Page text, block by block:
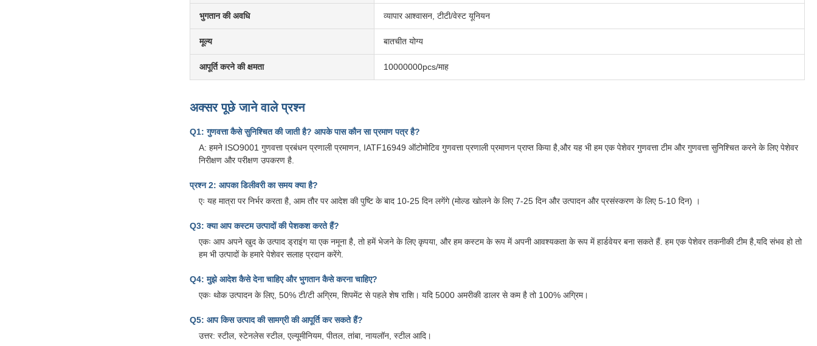
भुगतान की अवधि व्यापार आश्वासन, टीटी/वेस्ट यूनियन
मूल्य बातचीत योग्य
आपूर्ति करने की क्षमता 10000000pcs/माह
अक्सर पूछे जाने वाले प्रश्न
Q1: गुणवत्ता कैसे सुनिश्चित की जाती है? आपके पास कौन सा प्रमाण पत्र है?
A: हमने ISO9001 गुणवत्ता प्रबंधन प्रणाली प्रमाणन, IATF16949 ऑटोमोटिव गुणवत्ता प्रणाली प्रमाणन प्राप्त किया है,और यह भी हम एक पेशेवर गुणवत्ता टीम और गुणवत्ता सुनिश्चित करने के लिए पेशेवर
निरीक्षण और परीक्षण उपकरण है.
प्रश्न 2: आपका डिलीवरी का समय क्या है?
एः यह मात्रा पर निर्भर करता है, आम तौर पर आदेश की पुष्टि के बाद 10-25 दिन लगेंगे (मोल्ड खोलने के लिए 7-25 दिन और उत्पादन और प्रसंस्करण के लिए 5-10 दिन) ।
Q3: क्या आप कस्टम उत्पादों की पेशकश करते हैं?
एकः आप अपने खुद के उत्पाद ड्राइंग या एक नमूना है, तो हमें भेजने के लिए कृपया, और हम कस्टम के रूप में अपनी आवश्यकता के रूप में हार्डवेयर बना सकते हैं. हम एक पेशेवर तकनीकी टीम है,यदि संभव हो तो
हम भी उत्पादों के हमारे पेशेवर सलाह प्रदान करेंगे.
Q4: मुझे आदेश कैसे देना चाहिए और भुगतान कैसे करना चाहिए?
एकः थोक उत्पादन के लिए, 50% टी/टी अग्रिम, शिपमेंट से पहले शेष राशि। यदि 5000 अमरीकी डालर से कम है तो 100% अग्रिम।
Q5: आप किस उत्पाद की सामग्री की आपूर्ति कर सकते हैं?
उत्तर: स्टील, स्टेनलेस स्टील, एल्यूमीनियम, पीतल, तांबा, नायलॉन, स्टील आदि।